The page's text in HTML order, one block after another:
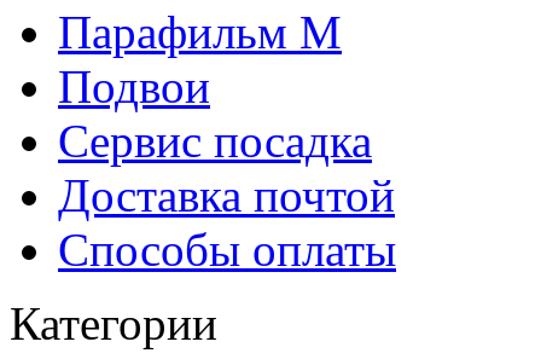
Парафильм М
Подвои
Сервис посадка
Доставка почтой
Способы оплаты
Категории